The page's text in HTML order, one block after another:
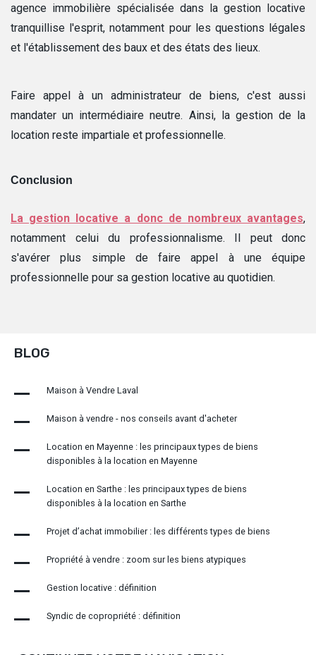
agence immobilière spécialisée dans la gestion locative
tranquillise l'esprit, notamment pour les questions légales
et l'établissement des baux et des états des lieux.
Faire appel à un administrateur de biens, c'est aussi
mandater un intermédiaire neutre. Ainsi, la gestion de la
location reste impartiale et professionnelle.
Conclusion
La gestion locative a donc de nombreux avantages,
notamment celui du professionnalisme. Il peut donc
s'avérer plus simple de faire appel à une équipe
professionnelle pour sa gestion locative au quotidien.
BLOG
Maison à Vendre Laval
Maison à vendre - nos conseils avant d'acheter
Location en Mayenne : les principaux types de biens
disponibles à la location en Mayenne
Location en Sarthe : les principaux types de biens
disponibles à la location en Sarthe
Projet d’achat immobilier : les différents types de biens
Propriété à vendre : zoom sur les biens atypiques
Gestion locative : définition
Syndic de copropriété : définition